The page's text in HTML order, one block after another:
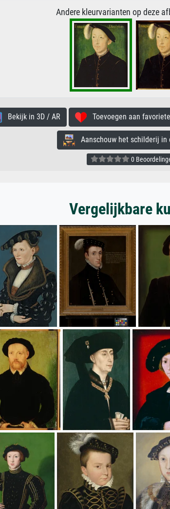
Andere kleurvarianten op deze
Bekijk in 3D / AR Toevoegen aan
Aanschouw het schilderij in
0
Vergelijkbare